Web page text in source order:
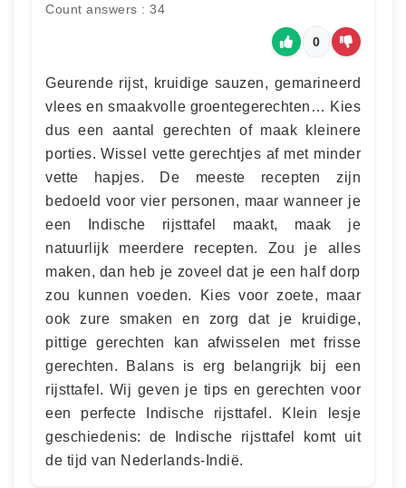
Count answers : 34
0
Geurende rijst, kruidige sauzen, gemarineerd
vlees en smaakvolle groentegerechten… Kies
dus een aantal gerechten of maak kleinere
porties. Wissel vette gerechtjes af met minder
vette hapjes. De meeste recepten zijn
bedoeld voor vier personen, maar wanneer je
een Indische rijsttafel maakt, maak je
natuurlijk meerdere recepten. Zou je alles
maken, dan heb je zoveel dat je een half dorp
zou kunnen voeden. Kies voor zoete, maar
ook zure smaken en zorg dat je kruidige,
pittige gerechten kan afwisselen met frisse
gerechten. Balans is erg belangrijk bij een
rijsttafel. Wij geven je tips en gerechten voor
een perfecte Indische rijsttafel. Klein lesje
geschiedenis: de Indische rijsttafel komt uit
de tijd van Nederlands-Indië.